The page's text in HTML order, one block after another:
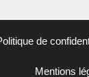
de
Mentions